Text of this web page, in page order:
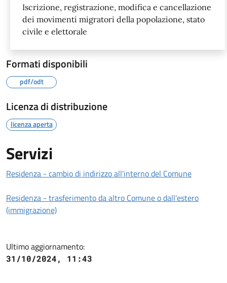
Iscrizione, registrazione, modifica e cancellazione
dei movimenti migratori della popolazione, stato
civile e elettorale
Formati disponibili
pdf/odt
Licenza di distribuzione
licenza aperta
Servizi
Residenza - cambio di indirizzo all'interno del Comune
Residenza - trasferimento da altro Comune o dall'estero
(immigrazione)
Ultimo aggiornamento:
31/10/2024, 11:43